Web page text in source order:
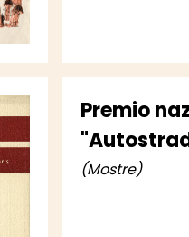
Premio
(Mostre)